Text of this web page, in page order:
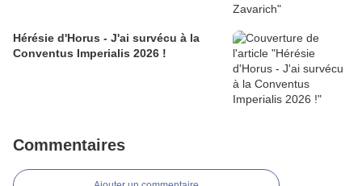
Hérésie d'Horus - J'ai survécu à la
Conventus Imperialis 2026 !
Commentaires